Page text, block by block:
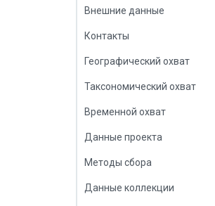
Внешние данные
Контакты
Географический охват
Таксономический охват
Временной охват
Данные проекта
Методы сбора
Данные коллекции